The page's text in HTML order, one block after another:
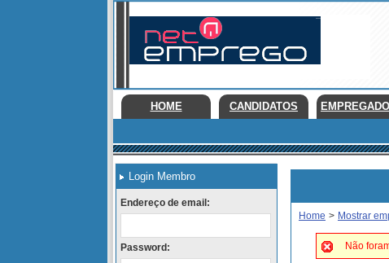
HOME CANDIDATOS
Login Membro
Endereço de email:
Password:
Home > Mostrar
Não